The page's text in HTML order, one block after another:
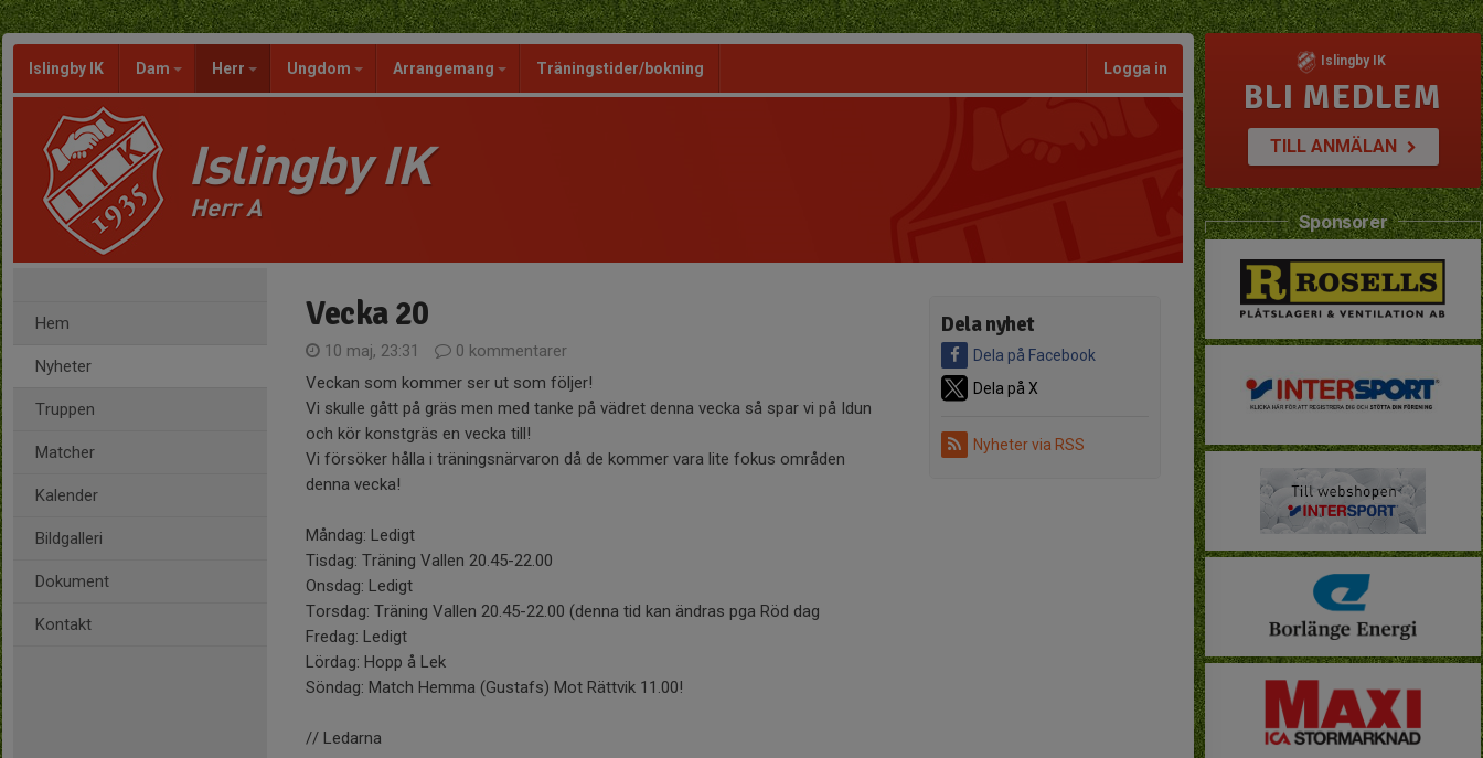
Islingby IK Dam Herr Ungdom Arrangemang Träningstider/bokning Logga in
Islingby IK
Herr A
Hem
Nyheter
Truppen
Matcher
Kalender
Bildgalleri
Dokument
Kontakt
Dela nyhet
Dela på Facebook
Dela på X
Nyheter via RSS
Vecka 20
10 maj, 23:31
0 kommentarer
Veckan som kommer ser ut som följer!
Vi skulle gått på gräs men med tanke på vädret denna vecka så spar vi på Idun
och kör konstgräs en vecka till!
Vi försöker hålla i träningsnärvaron då de kommer vara lite fokus områden
denna vecka!
Måndag: Ledigt
Tisdag: Träning Vallen 20.45-22.00
Onsdag: Ledigt
Torsdag: Träning Vallen 20.45-22.00 (denna tid kan ändras pga Röd dag
Fredag: Ledigt
Lördag: Hopp å Lek
Söndag: Match Hemma (Gustafs) Mot Rättvik 11.00!
// Ledarna
Islingby IK
BLI MEDLEM
TILL ANMÄLAN
Sponsorer